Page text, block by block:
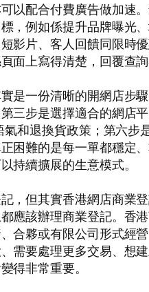
以配合付費廣告做加速
，例如係提升品牌曝光
影片、客人回饋同限時
面上寫得清楚，回覆查
是一份清晰的開網店步
三步是選擇適合的網店
和退換貨政策；第六
困難的是每一單都穩定
持續擴展的生意模式。
，但其實香港網店商業
應該辦理商業登記。香
合夥或有限公司形式經
需要處理更多交易、想
得非常重要。